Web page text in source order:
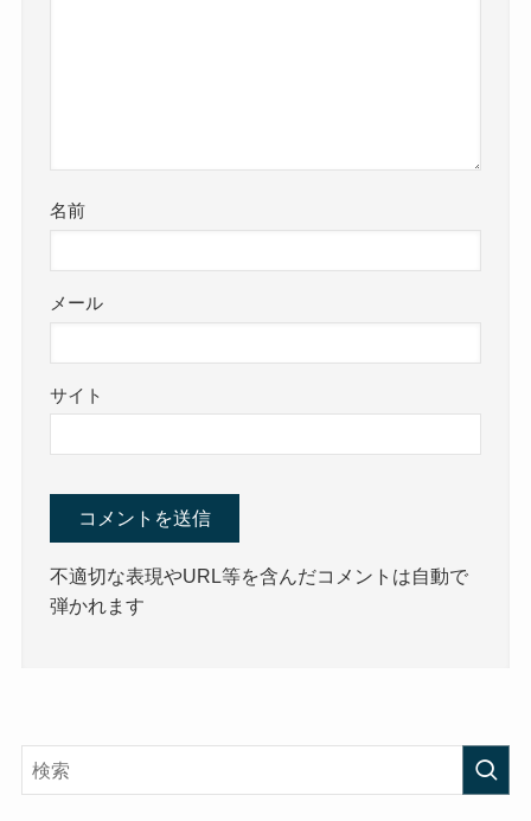
名前
メール
サイト
不適切な表現やURL等を含んだコメントは自動で
弾かれます